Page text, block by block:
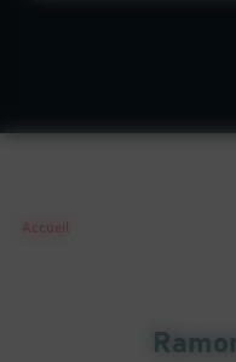
Accueil